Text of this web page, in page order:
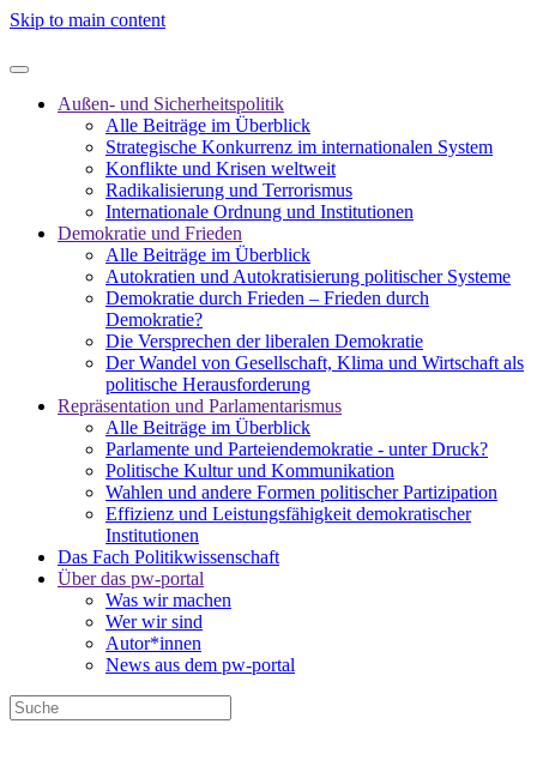
Skip to main content
Außen- und Sicherheitspolitik
Alle Beiträge im Überblick
Strategische Konkurrenz im internationalen System
Konflikte und Krisen weltweit
Radikalisierung und Terrorismus
Internationale Ordnung und Institutionen
Demokratie und Frieden
Alle Beiträge im Überblick
Autokratien und Autokratisierung politischer Systeme
Demokratie durch Frieden – Frieden durch
Demokratie?
Die Versprechen der liberalen Demokratie
Der Wandel von Gesellschaft, Klima und Wirtschaft als
politische Herausforderung
Repräsentation und Parlamentarismus
Alle Beiträge im Überblick
Parlamente und Parteiendemokratie - unter Druck?
Politische Kultur und Kommunikation
Wahlen und andere Formen politischer Partizipation
Effizienz und Leistungsfähigkeit demokratischer
Institutionen
Das Fach Politikwissenschaft
Über das pw-portal
Was wir machen
Wer wir sind
Autor*innen
News aus dem pw-portal